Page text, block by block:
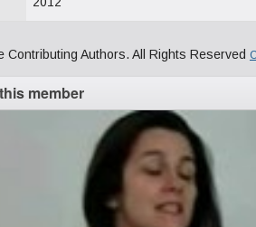
Contributing Authors. All Rights Reserved
member